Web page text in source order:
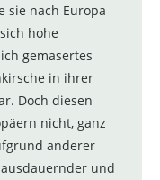
sie nach Europa
hohe
gemasertes
in ihrer
Doch diesen
nicht, ganz
anderer
und